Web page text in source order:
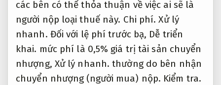
các bên có thể thỏa thuận về việc ai sẽ là
người nộp loại thuế này. Chi phí. Xử lý
nhanh. Đối với lệ phí trước bạ, Dễ triển
khai. mức phí là 0,5% giá trị tài sản chuyển
nhượng, Xử lý nhanh. thường do bên nhận
chuyển nhượng (người mua) nộp. Kiểm tra.